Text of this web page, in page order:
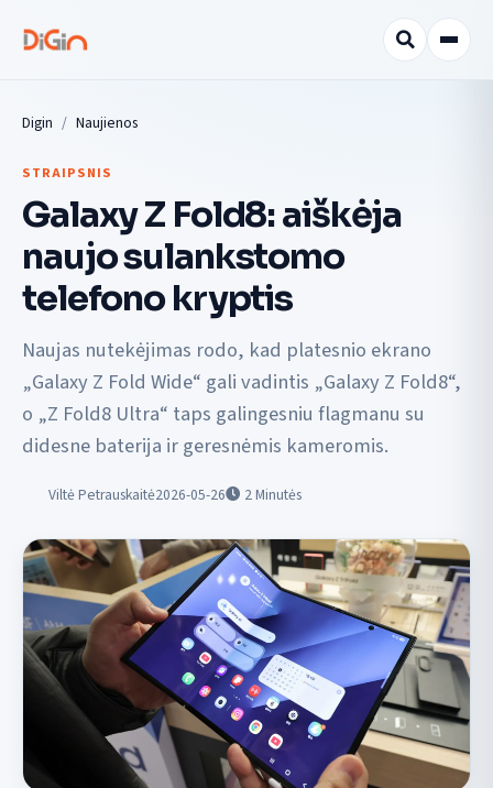
Digin Naujienos
STRAIPSNIS
Galaxy Z Fold8: aiškėja
naujo sulankstomo
telefono kryptis
Naujas nutekėjimas rodo, kad platesnio ekrano
„Galaxy Z Fold Wide“ gali vadintis „Galaxy Z Fold8“,
o „Z Fold8 Ultra“ taps galingesniu flagmanu su
didesne baterija ir geresnėmis kameromis.
Viltė Petrauskaitė2026-05-26 2Minutės